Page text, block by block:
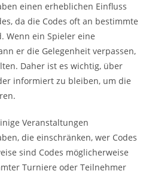
einen erheblichen Einfluss
da die Codes oft an bestimmte
Wenn ein Spieler eine
er die Gelegenheit verpassen,
Daher ist es wichtig, über
informiert zu bleiben, um die
Veranstaltungen
die einschränken, wer Codes
sind Codes möglicherweise
Turniere oder Teilnehmer